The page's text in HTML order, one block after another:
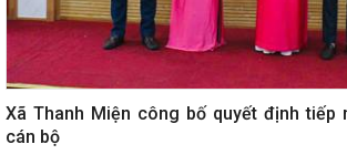
Xã Thanh Miện công bố quyết định tiếp
cán bộ